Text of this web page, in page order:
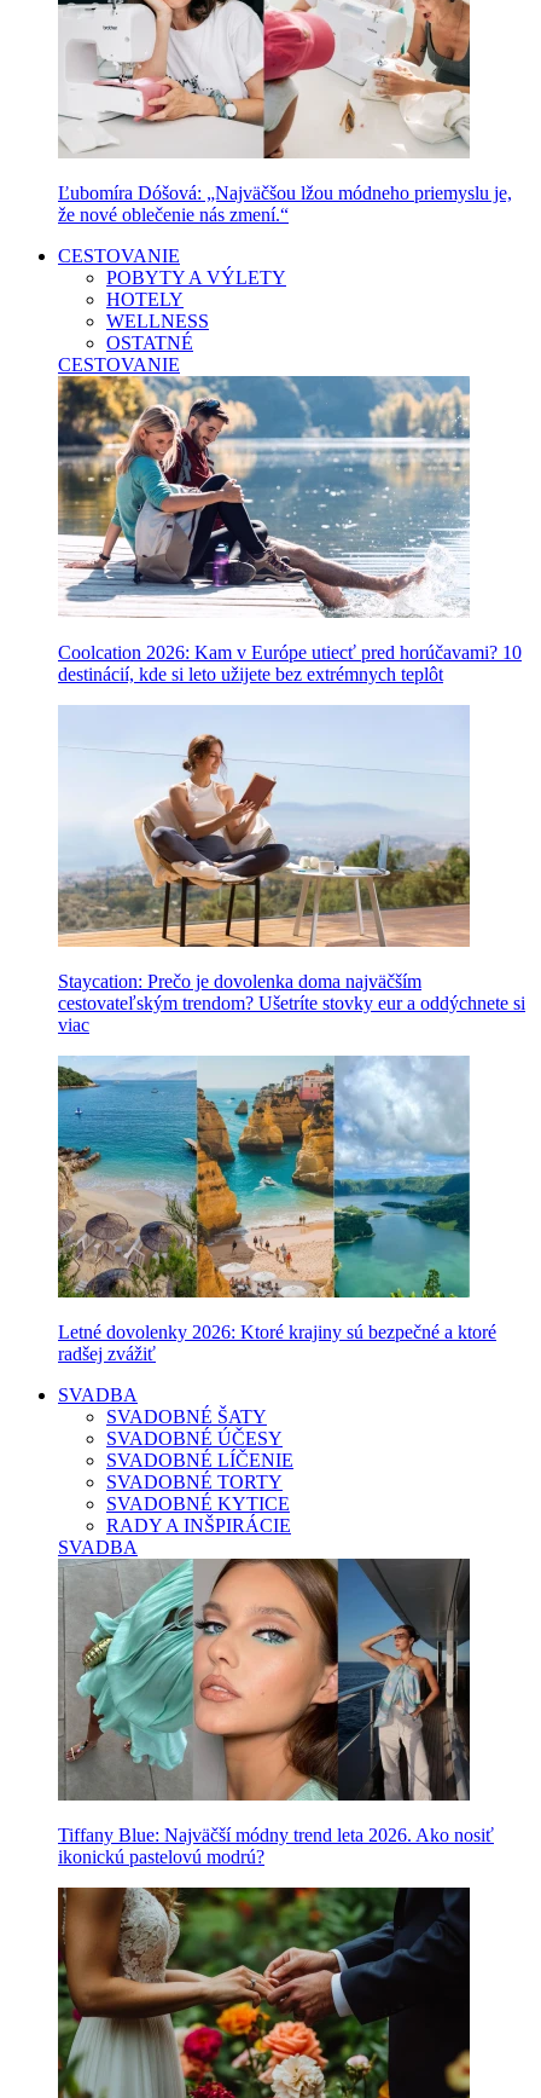
Ľubomíra Dóšová: „Najväčšou lžou módneho priemyslu je,
že nové oblečenie nás zmení.“
CESTOVANIE
POBYTY A VÝLETY
HOTELY
WELLNESS
OSTATNÉ
CESTOVANIE
Coolcation 2026: Kam v Európe utiecť pred horúčavami? 10
destinácií, kde si leto užijete bez extrémnych teplôt
Staycation: Prečo je dovolenka doma najväčším
cestovateľským trendom? Ušetríte stovky eur a oddýchnete si
viac
Letné dovolenky 2026: Ktoré krajiny sú bezpečné a ktoré
radšej zvážiť
SVADBA
SVADOBNÉ ŠATY
SVADOBNÉ ÚČESY
SVADOBNÉ LÍČENIE
SVADOBNÉ TORTY
SVADOBNÉ KYTICE
RADY A INŠPIRÁCIE
SVADBA
Tiffany Blue: Najväčší módny trend leta 2026. Ako nosiť
ikonickú pastelovú modrú?